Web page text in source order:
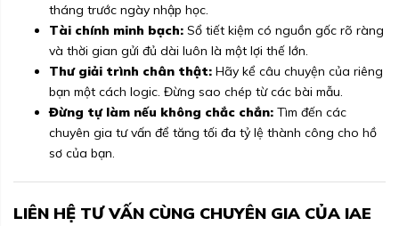
tháng trước ngày nhập học.
Tài chính minh bạch: Sổ tiết kiệm có nguồn gốc rõ ràng
và thời gian gửi đủ dài luôn là một lợi thế lớn.
Thư giải trình chân thật: Hãy kể câu chuyện của riêng
bạn một cách logic. Đừng sao chép từ các bài mẫu.
Đừng tự làm nếu không chắc chắn: Tìm đến các
chuyên gia tư vấn để tăng tối đa tỷ lệ thành công cho hồ
sơ của bạn.
LIÊN HỆ TƯ VẤN CÙNG CHUYÊN GIA CỦA IAE